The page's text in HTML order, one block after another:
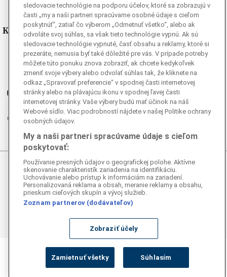
Kde nás nájdete
Facebook
Instagram
Ganjing
Youtube
Twitter
Telegram
RSS
© 2026 Epoch Times Slovensko
Všetky práva vyhradené. Publikovanie alebo ďalšie šírenie
správ a fotografií zo zdrojov TASR je bez
autorského zákona.
sledovacie technológie na podporu účelov, ktoré sa zobrazujú v
časti „my a naši partneri spracúvame osobné údaje s cieľom
poskytnúť“, zatiaľ čo výberom „Odmetnuť všetko“, alebo ak
odvoláte svoj súhlas, sa však tieto technológie vypnú. Ak sú
sledovacie technológie vypnuté, časť obsahu a reklamy, ktoré si
prezeráte, nemusia byť také dôležité pre vás. V prípade potreby
môžete túto ponuku znova zobraziť, ak chcete kedykoľvek
zmeniť svoje výbery alebo odvolať súhlas tak, že kliknete na
odkaz „Spravovať preferencie“ v spodnej časti internetovej
stránky alebo na plávajúcu ikonu v spodnej ľavej časti
internetovej stránky. Vaše výbery budú mať účinok na náš
Webové sídlo. Viac podrobností nájdete v našej Politike ochrany
osobných údajov.
My a naši partneri spracúvame údaje s cieľom
poskytovať:
Používanie presných údajov o geografickej polohe. Aktívne
skenovanie charakteristík zariadenia na identifikáciu.
Uchovávanie alebo prístup k informáciám na zariadení.
Personalizovaná reklama a obsah, meranie reklamy a obsahu,
prieskum cieľových skupín a vývoj služieb.
Zoznam partnerov (dodávateľov)
Zobraziť účely
Zamietnuť všetky Súhlasím